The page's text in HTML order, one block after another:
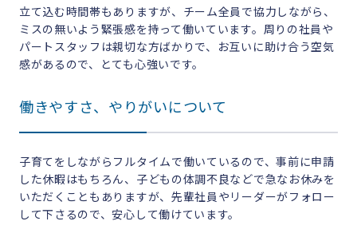
立て込む時間帯もありますが、チーム全員で協力しながら、
ミスの無いよう緊張感を持って働いています。周りの社員や
パートスタッフは親切な方ばかりで、お互いに助け合う空気
感があるので、とても心強いです。
働きやすさ、やりがいについて
子育てをしながらフルタイムで働いているので、事前に申請
した休暇はもちろん、子どもの体調不良などで急なお休みを
いただくこともありますが、先輩社員やリーダーがフォロー
して下さるので、安心して働けています。